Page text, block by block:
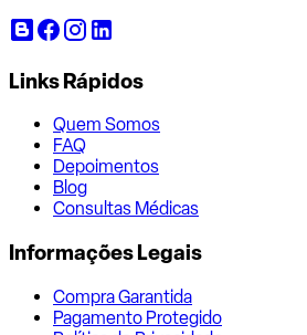
Links Rápidos
Quem Somos
FAQ
Depoimentos
Blog
Consultas Médicas
Informações Legais
Compra Garantida
Pagamento Protegido